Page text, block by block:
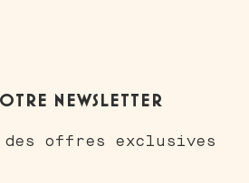
NEWSLETTER
offres exclusives